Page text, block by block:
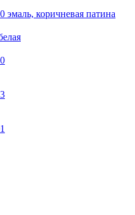
эмаль, коричневая патина